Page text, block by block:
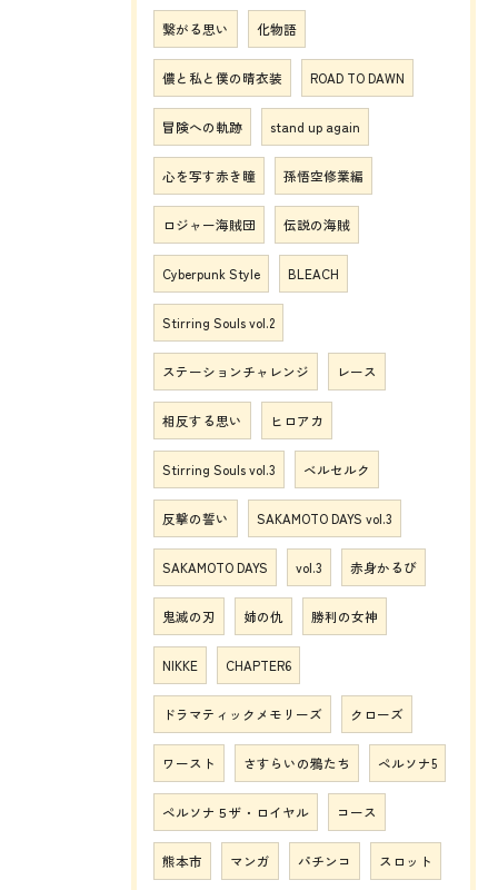
繋がる思い 化物語
儂と私と僕の晴衣装 ROAD TO DAWN
冒険への軌跡 stand up again
心を写す赤き瞳 孫悟空修業編
ロジャー海賊団 伝説の海賊
Cyberpunk Style BLEACH
Stirring Souls vol.2
ステーションチャレンジ レース
相反する思い ヒロアカ
Stirring Souls vol.3 ベルセルク
反撃の誓い SAKAMOTO DAYS vol.3
SAKAMOTO DAYS vol.3 赤身かるび
鬼滅の刃 姉の仇 勝利の女神
NIKKE CHAPTER6
ドラマティックメモリーズ クローズ
ワースト さすらいの鴉たち ペルソナ5
ペルソナ５ザ・ロイヤル コース
熊本市 マンガ パチンコ スロット